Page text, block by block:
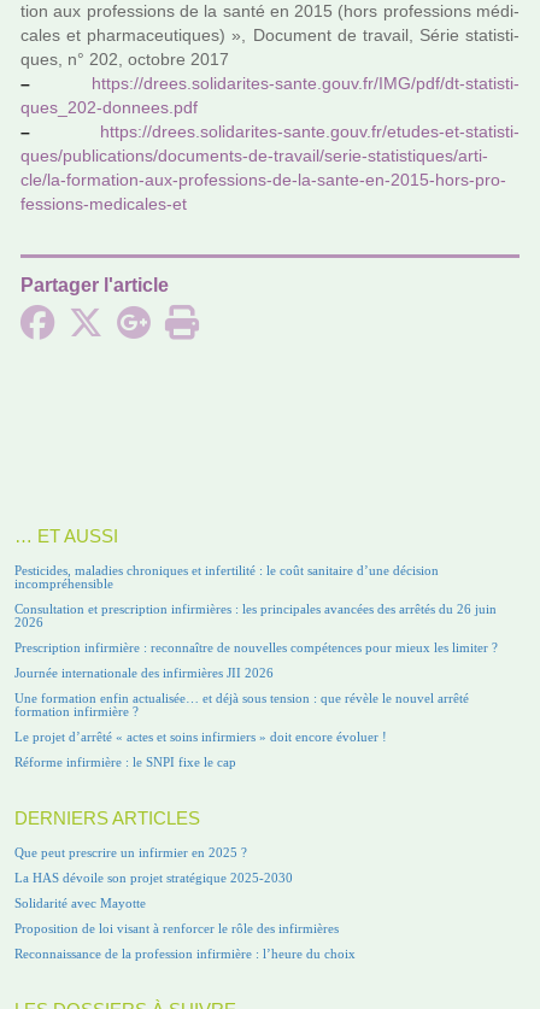
tion aux pro­fes­sions de la santé en 2015 (hors pro­fes­sions médi­
ca­les et phar­ma­ceu­ti­ques) », Document de tra­vail, Série sta­tis­ti­
ques, n° 202, octo­bre 2017
–
https://drees.soli­da­ri­tes-sante.gouv.fr/IMG/pdf/dt-sta­tis­ti­
ques_202-don­nees.pdf
–
https://drees.soli­da­ri­tes-sante.gouv.fr/etudes-et-sta­tis­ti­
ques/publi­ca­tions/docu­ments-de-tra­vail/serie-sta­tis­ti­ques/arti­
cle/la-for­ma­tion-aux-pro­fes­sions-de-la-sante-en-2015-hors-pro­
fes­sions-medi­ca­les-et
Partager l'article
… ET AUSSI
Pesticides, maladies chroniques et infertilité : le coût sanitaire d’une décision
incompréhensible
Consultation et prescription infirmières : les principales avancées des arrêtés du 26 juin
2026
Prescription infirmière : reconnaître de nouvelles compétences pour mieux les limiter ?
Journée internationale des infirmières JII 2026
Une formation enfin actualisée… et déjà sous tension : que révèle le nouvel arrêté
formation infirmière ?
Le projet d’arrêté « actes et soins infirmiers » doit encore évoluer !
Réforme infirmière : le SNPI fixe le cap
DERNIERS ARTICLES
Que peut prescrire un infirmier en 2025 ?
La HAS dévoile son projet stratégique 2025-2030
Solidarité avec Mayotte
Proposition de loi visant à renforcer le rôle des infirmières
Reconnaissance de la profession infirmière : l’heure du choix